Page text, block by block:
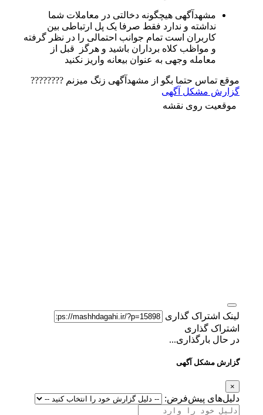
مشهدآگهی هیچگونه دخالتی در معاملات شما
نداشته و ندارد فقط صرفا یک پل ارتباطی بین
کاربران است تمام جوانب احتمالی را در نظر گرفته
و مواظب کلاه برداران باشید و هرگز قبل از
معامله وجهی به عنوان بیعانه واریز نکنید
موقع تماس حتما بگو از مشهدآگهی زنگ میزنم ????????
گزارش مشکل آگهی
موقعیت روی نقشه
لینک اشتراک گذاری
اشتراک گذاری
در حال بارگذاری...
گزارش مشکل آگهی
×
دلیل‌های پیش‌فرض: